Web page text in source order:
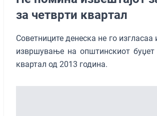
за четврти квартал
Советниците денеска не го изгласаа
извршување на општинскиот буџет
квартал од 2013 година.